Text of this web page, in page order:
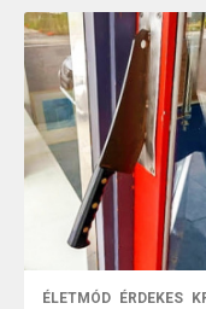
ÉLETMÓD ÉRDEKES